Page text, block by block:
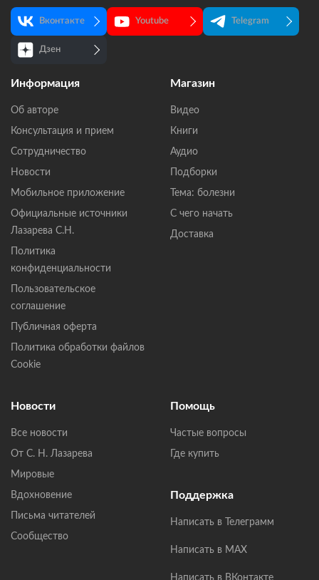
Вконтакте Youtube Telegram
Дзен
Информация
Об авторе
Консультация и прием
Сотрудничество
Новости
Мобильное приложение
Официальные источники
Лазарева С.Н.
Политика
конфиденциальности
Пользовательское
соглашение
Публичная оферта
Политика обработки файлов
Cookie
Магазин
Видео
Книги
Аудио
Подборки
Тема: болезни
С чего начать
Доставка
Новости
Все новости
От С. Н. Лазарева
Мировые
Вдохновение
Письма читателей
Сообщество
Помощь
Частые вопросы
Где купить
Поддержка
Написать в Телеграмм
Написать в MAX
Написать в ВКонтакте